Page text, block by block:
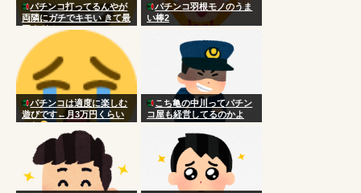
パチンコ打ってるんやが
両隣にガチでキモい きて最
悪すぎる
パチンコ羽根モノのうま
い棒2
パチンコは適度に楽しむ
遊びです←月3万円くらい
かな
こち亀の中川ってパチン
コ屋も経営してるのかよ